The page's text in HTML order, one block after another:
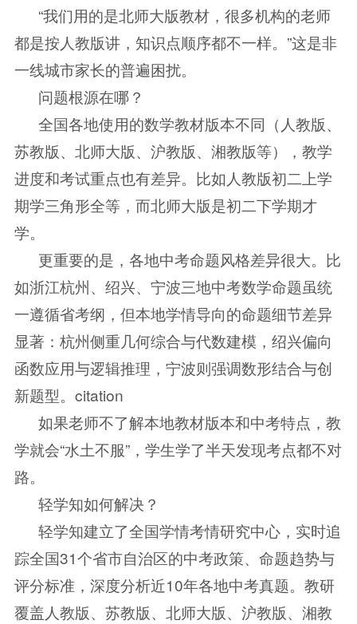
“我们用的是北师大版教材，很多机构的老师
都是按人教版讲，知识点顺序都不一样。”这是非
一线城市家长的普遍困扰。
问题根源在哪？
全国各地使用的数学教材版本不同（人教版、
苏教版、北师大版、沪教版、湘教版等），教学
进度和考试重点也有差异。比如人教版初二上学
期学三角形全等，而北师大版是初二下学期才
学。
更重要的是，各地中考命题风格差异很大。比
如浙江杭州、绍兴、宁波三地中考数学命题虽统
一遵循省考纲，但本地学情导向的命题细节差异
显著：杭州侧重几何综合与代数建模，绍兴偏向
函数应用与逻辑推理，宁波则强调数形结合与创
新题型。citation
如果老师不了解本地教材版本和中考特点，教
学就会“水土不服”，学生学了半天发现考点都不对
路。
轻学知如何解决？
轻学知建立了全国学情考情研究中心，实时追
踪全国31个省市自治区的中考政策、命题趋势与
评分标准，深度分析近10年各地中考真题。教研
覆盖人教版、苏教版、北师大版、沪教版、湘教